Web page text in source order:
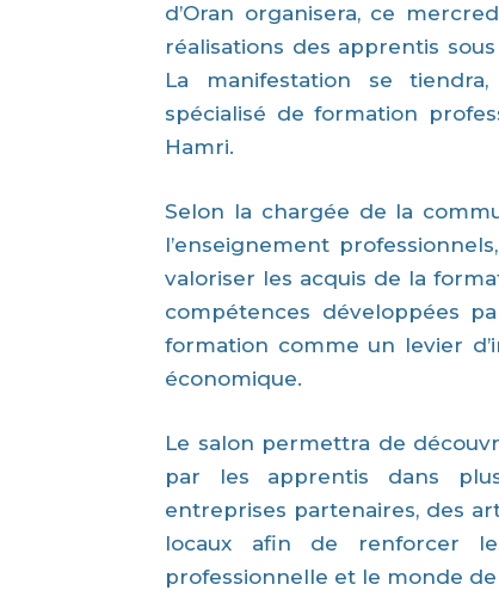
d’Oran organisera, ce
réalisations des apprentis
La manifestation se
spécialisé de formation
Hamri.
Selon la chargée de la
l’enseignement
valoriser les acquis de la
compétences développées
formation comme un levier
économique.
Le salon permettra de
par les apprentis dans
entreprises partenaires, des
locaux afin de renforcer
professionnelle et le monde de